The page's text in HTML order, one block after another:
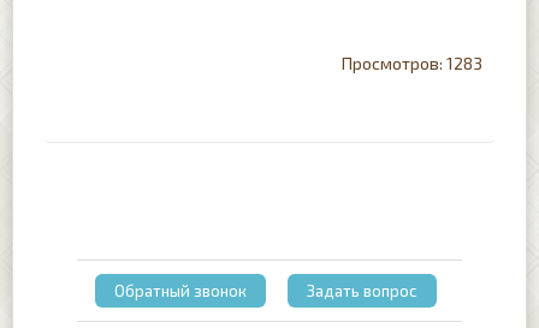
1283
Обратный звонок Задать вопрос